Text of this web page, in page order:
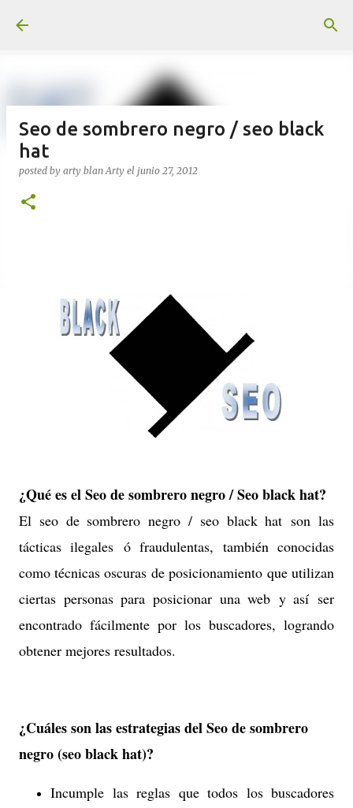
Seo de sombrero negro / seo black
hat
posted by arty blanArty el junio 27, 2012
¿Qué es el Seo de sombrero negro / Seo black hat?
El seo de sombrero negro / seo black hat son las
tácticas ilegales ó fraudulentas, también conocidas
como técnicas oscuras de posicionamiento que utilizan
ciertas personas para posicionar una web y así ser
encontrado fácilmente por los buscadores, logrando
obtener mejores resultados.
¿Cuáles son las estrategias del Seo de sombrero
negro (seo black hat)?
Incumple las reglas que todos los buscadores